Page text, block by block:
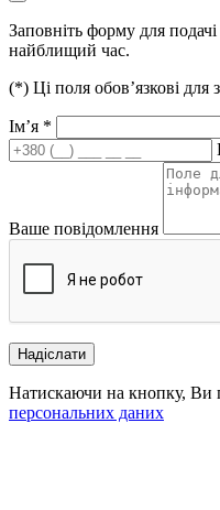
Заповніть форму для
найблищий час.
(*) Ці поля обов’язкові для
Ім’я *
Ваше повідомлення
Надіслати
Натискаючи на кнопку, Ви
персональних даних